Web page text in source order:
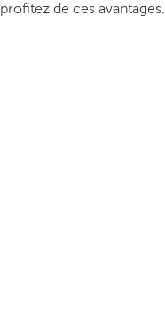
profitez de ces avantages.